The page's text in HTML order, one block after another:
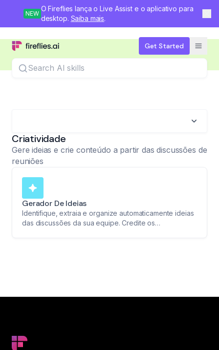
NEW
O Fireflies lança o Live Assist e o aplicativo para
desktop. Saiba mais.
Get Started
Search
Criatividade
Gere ideias e crie conteúdo a partir das discussões de
reuniões
Gerador De Ideias
Identifique, extraia e organize automaticamente ideias
das discussões da sua equipe. Credite os